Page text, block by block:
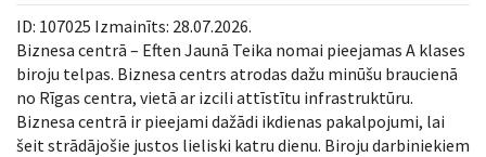
Novērtēt īpašumu
Uzņēmums
Pakalpojumi
ID: 107025 Izmainīts: 28.07.2026.
Biznesa centrā – Eften Jaunā Teika nomai pieejamas A klases
biroju telpas. Biznesa centrs atrodas dažu minūšu braucienā
no Rīgas centra, vietā ar izcili attīstītu infrastruktūru.
Biznesa centrā ir pieejami dažādi ikdienas pakalpojumi, lai
šeit strādājošie justos lieliski katru dienu. Biroju darbiniekiem